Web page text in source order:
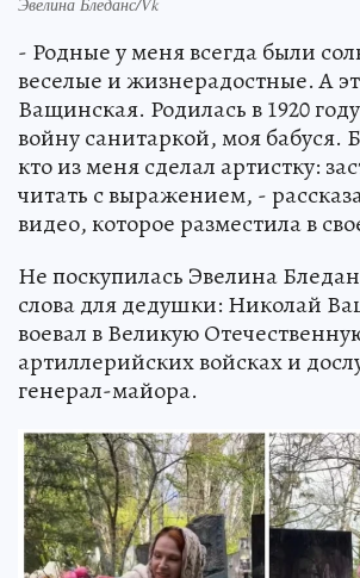
Эвелина Бледанс/Vk
- Родные у меня всегда были
веселые и жизнерадостные. А
Ващинская. Родилась в 1920
войну санитаркой, моя бабуся.
кто из меня сделал артистку:
читать с выражением, -
видео, которое разместила в
Не поскупилась Эвелина
слова для дедушки: Николай
воевал в Великую
артиллерийских войсках и
генерал-майора.